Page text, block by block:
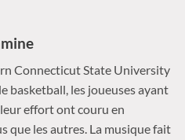
Connecticut State University
basketball, les joueuses ayant
effort ont couru en
que les autres. La musique fait